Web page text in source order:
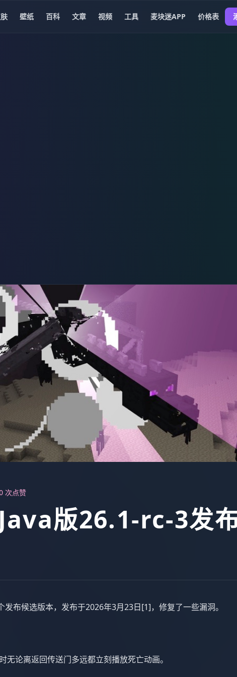
壁纸 百科 文章 视频 工具 麦块迷APP 价格表
次点赞
版26.1-rc-3发
发布候选版本，发布于2026年3月23日[1]，修复了一些漏洞。
论离返回传送门多远都立刻播放死亡动画。